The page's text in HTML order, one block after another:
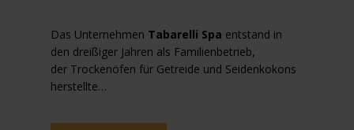
Das Unternehmen Tabarelli Spa entstand in
den dreißiger Jahren als Familienbetrieb,
der Trockenöfen für Getreide und Seidenkokons
herstellte…